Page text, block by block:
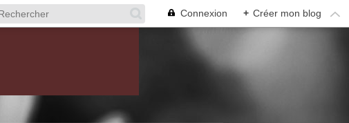
Connexion + Créer mon blog